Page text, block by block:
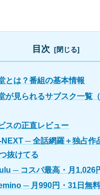
目次
とは？番組の基本情報
が見られるサブスク一覧
スの正直レビュー
─ 全話網羅＋独占作
抜けてる
─ コスパ最高・月1,026
─ 月990円・31日無